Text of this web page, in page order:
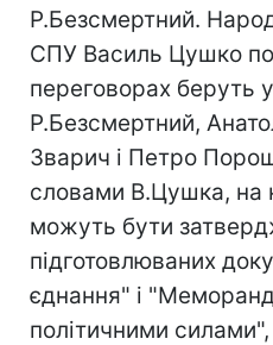
Р.Безсмертний.
СПУ Василь Цушко
переговорах беруть
Р.Безсмертний,
Зварич і Петро
словами В.Цушка, на
можуть бути
підготовлюваних
єднання" і
політичними